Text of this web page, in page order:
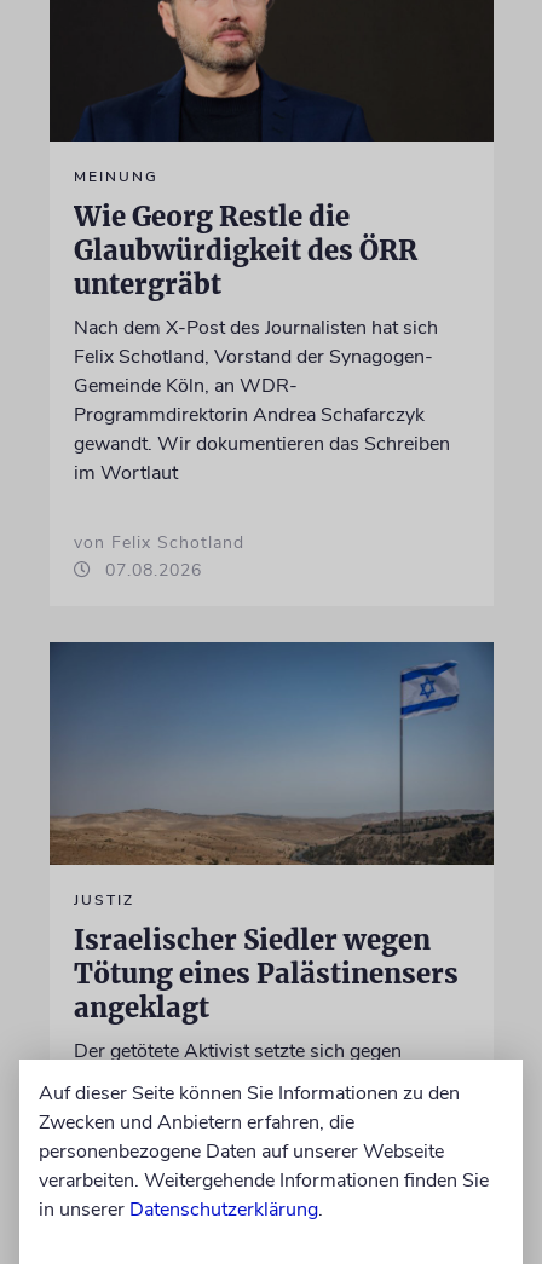
MEINUNG
Wie Georg Restle die
Glaubwürdigkeit des ÖRR
untergräbt
Nach dem X-Post des Journalisten hat sich
Felix Schotland, Vorstand der Synagogen-
Gemeinde Köln, an WDR-
Programmdirektorin Andrea Schafarczyk
gewandt. Wir dokumentieren das Schreiben
im Wortlaut
von Felix Schotland
07.08.2026
JUSTIZ
Israelischer Siedler wegen
Tötung eines Palästinensers
angeklagt
Der getötete Aktivist setzte sich gegen
Siedlergewalt ein und war an dem Oscar-
prämierten Film »No Other Land« beteiligt.
Jetzt steht der mutmaßliche Täter vor Gericht
07.08.2026
Auf dieser Seite können Sie Informationen zu den
Zwecken und Anbietern erfahren, die
personenbezogene Daten auf unserer Webseite
verarbeiten. Weitergehende Informationen finden Sie
in unserer Datenschutzerklärung.